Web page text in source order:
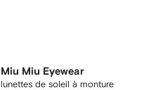
Miu Miu Eyewear
lunettes de soleil à monture